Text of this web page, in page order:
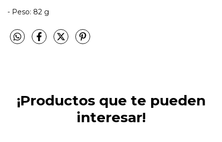
- Peso: 82 g
¡Productos que te pueden
interesar!